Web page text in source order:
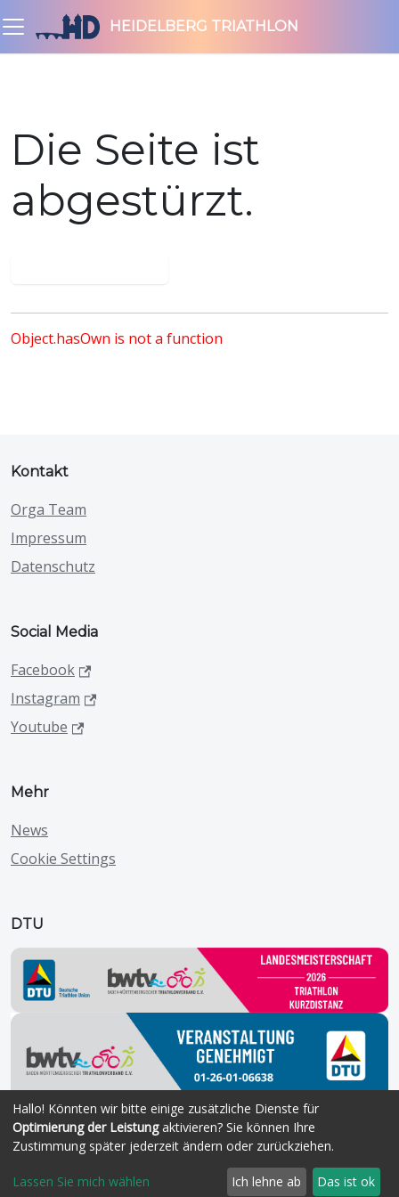
HEIDELBERG TRIATHLON
Die Seite ist
abgestürzt.
Object.hasOwn is not a function
Kontakt
Orga Team
Impressum
Datenschutz
Social Media
Facebook
Instagram
Youtube
Mehr
News
Cookie Settings
DTU
Copyright © 2026 SV Nikar Heidelberg eV.
Hallo! Könnten wir bitte einige zusätzliche Dienste für
Optimierung der Leistungaktivieren? Sie können Ihre
Zustimmung später jederzeit ändern oder zurückziehen.
Lassen Sie mich wählen Ich lehne ab Das ist ok